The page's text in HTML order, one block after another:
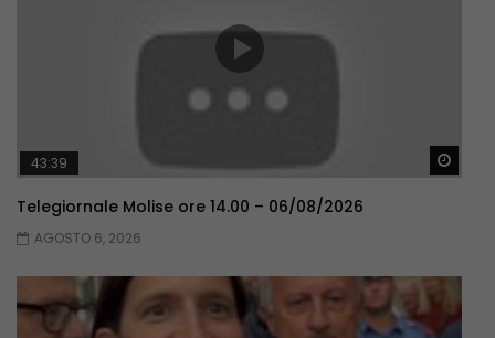
43:39
Telegiornale Molise ore 14.00 – 06/08/2026
AGOSTO 6, 2026